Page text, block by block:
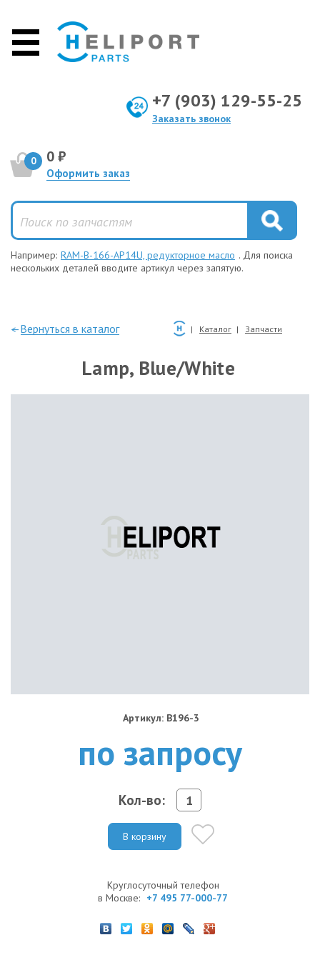
+7 (903) 129-55-25
Заказать звонок
0 0 ₽
Оформить заказ
Например: RAM-B-166-AP14U, редукторное масло . Для поиска
нескольких деталей вводите артикул через запятую.
—Вернуться в каталог Каталог Запчасти
Lamp, Blue/White
Артикул: B196-3
по запросу
Кол-во:
В корзину
Круглосуточный телефон
в Москве: +7 495 77-000-77